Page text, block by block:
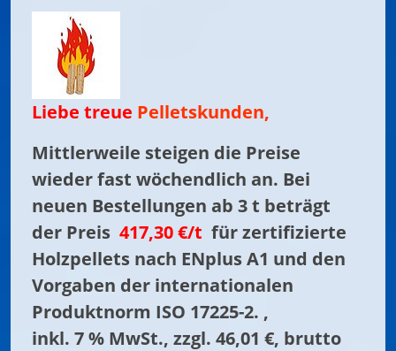
Liebe treue Pelletskunden,
Mittlerweile steigen die Preise
wieder fast wöchendlich an. Bei
neuen Bestellungen ab 3 t beträgt
der Preis 417,30 €/t für zertifizierte
Holzpellets nach ENplus A1 und den
Vorgaben der internationalen
Produktnorm ISO 17225-2. ,
inkl. 7 % MwSt., zzgl. 46,01 €, brutto